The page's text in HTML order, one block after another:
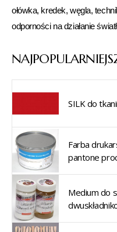
SILK do
Farba
pantone
Medium do
ołówka, kredek, węgla,
odporności na działanie